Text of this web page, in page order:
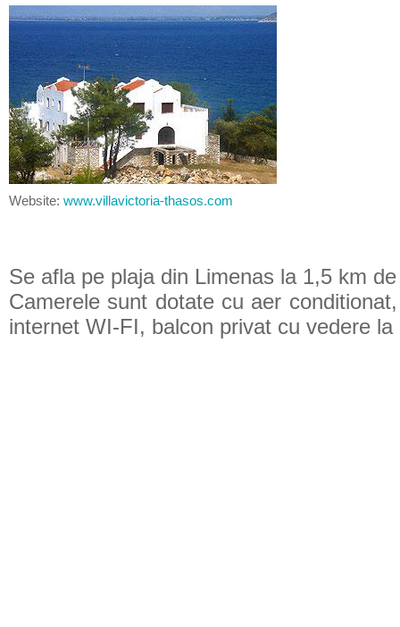
Website: www.villavictoria-thasos.com
Se afla pe plaja din Limenas la 1,5 km
Camerele sunt dotate cu aer
internet WI-FI, balcon privat cu vedere